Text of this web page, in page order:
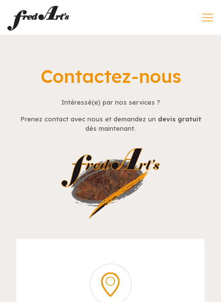
Contactez-nous
Intéressé(e) par nos services ?
Prenez contact avec nous et demandez un devis gratuit
dès maintenant.